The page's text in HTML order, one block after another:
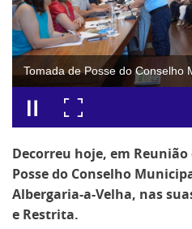
Tomada de Posse do Conselho
Decorreu hoje, em
Posse do Conselho
Albergaria-a-Velha, nas
e Restrita.